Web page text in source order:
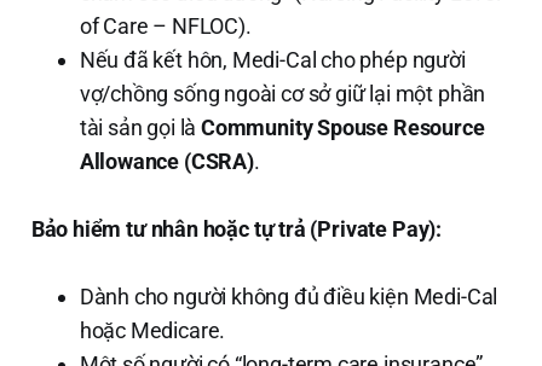
of Care – NFLOC).
Nếu đã kết hôn, Medi-Cal cho phép người
vợ/chồng sống ngoài cơ sở giữ lại một phần
tài sản gọi làCommunity Spouse Resource
Allowance (CSRA).
Bảo hiểm tư nhân hoặc tự trả (Private Pay):
Dành cho người không đủ điều kiện Medi-Cal
hoặc Medicare.